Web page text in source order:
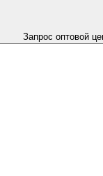
Запрос оптовой